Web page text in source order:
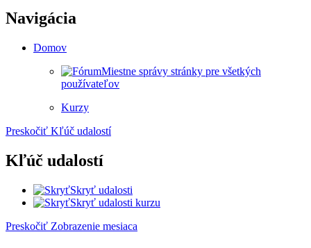
Navigácia
Domov
Miestne správy stránky pre všetkých
používateľov
Kurzy
Preskočiť Kľúč udalostí
Kľúč udalostí
Skryť udalosti
Skryť udalosti kurzu
Preskočiť Zobrazenie mesiaca